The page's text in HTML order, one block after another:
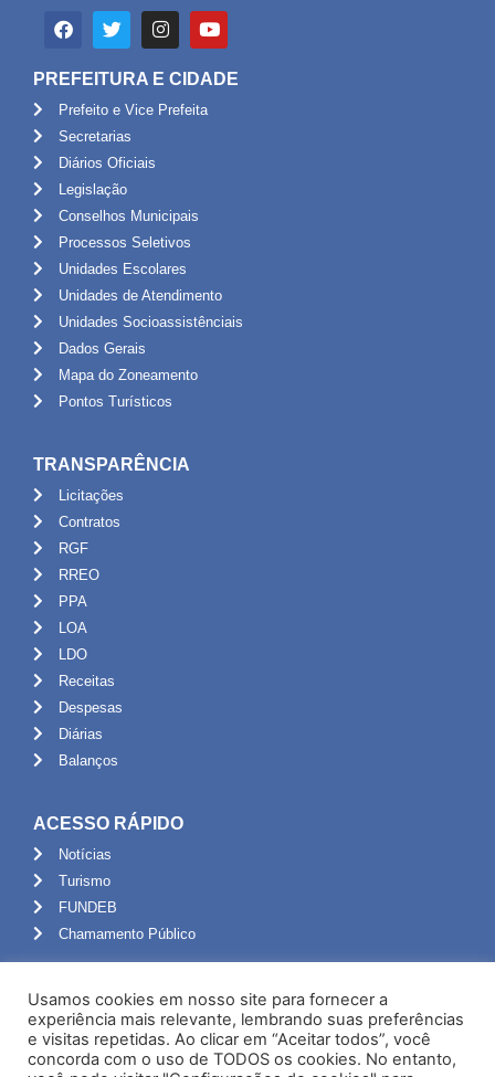
PREFEITURA E CIDADE
Prefeito e Vice Prefeita
Secretarias
Diários Oficiais
Legislação
Conselhos Municipais
Processos Seletivos
Unidades Escolares
Unidades de Atendimento
Unidades Socioassistênciais
Dados Gerais
Mapa do Zoneamento
Pontos Turísticos
TRANSPARÊNCIA
Licitações
Contratos
RGF
RREO
PPA
LOA
LDO
Receitas
Despesas
Diárias
Balanços
ACESSO RÁPIDO
Notícias
Turismo
FUNDEB
Chamamento Público
Portal do Servidor
Webmail
Administração
Usamos cookies em nosso site para fornecer a
experiência mais relevante, lembrando suas preferências
e visitas repetidas. Ao clicar em “Aceitar todos”, você
concorda com o uso de TODOS os cookies. No entanto,